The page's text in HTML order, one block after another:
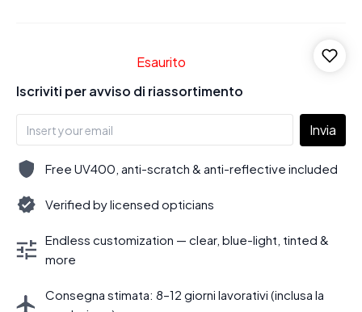
Esaurito
Iscriviti per avviso di riassortimento
Invia
Free UV400, anti-scratch & anti-reflective included
Verified by licensed opticians
Endless customization — clear, blue-light, tinted &
more
Consegna stimata: 8–12 giorni lavorativi (inclusa la